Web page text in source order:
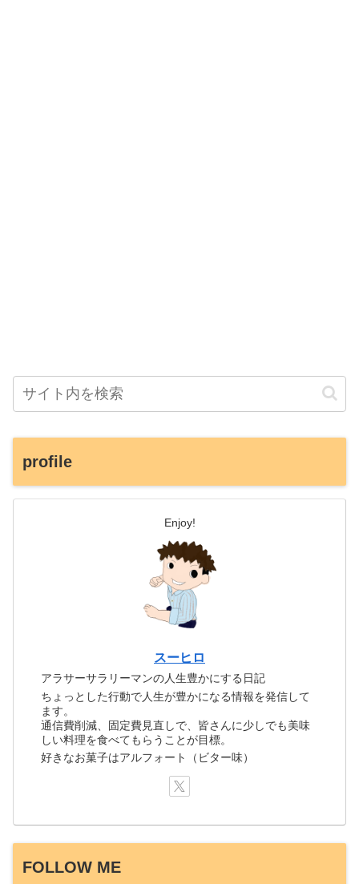
profile
Enjoy!
スーヒロ
アラサーサラリーマンの人生豊かにする日記
ちょっとした行動で人生が豊かになる情報を発信して
ます。
通信費削減、固定費見直しで、皆さんに少しでも美味
しい料理を食べてもらうことが目標。
好きなお菓子はアルフォート（ビター味）
FOLLOW ME